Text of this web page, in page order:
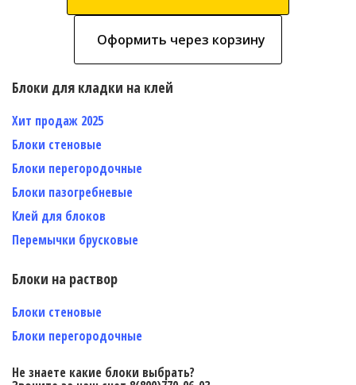
Оформить через корзину
Блоки для кладки на клей
Хит продаж 2025
Блоки стеновые
Блоки перегородочные
Блоки пазогребневые
Клей для блоков
Перемычки брусковые
Блоки на раствор
Блоки стеновые
Блоки перегородочные
Не знаете какие блоки выбрать?